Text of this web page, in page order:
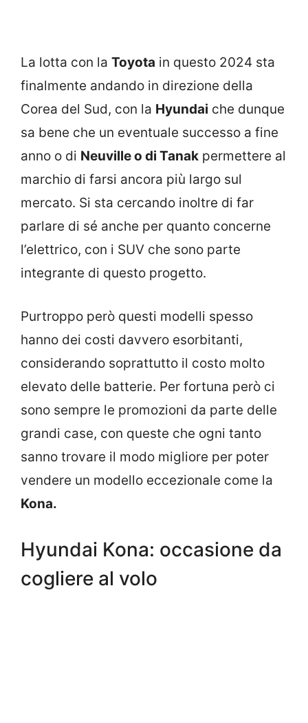
La lotta con la Toyota in questo 2024 sta
finalmente andando in direzione della
Corea del Sud, con la Hyundai che dunque
sa bene che un eventuale successo a fine
anno o di Neuville o di Tanak permettere al
marchio di farsi ancora più largo sul
mercato. Si sta cercando inoltre di far
parlare di sé anche per quanto concerne
l’elettrico, con i SUV che sono parte
integrante di questo progetto.
Purtroppo però questi modelli spesso
hanno dei costi davvero esorbitanti,
considerando soprattutto il costo molto
elevato delle batterie. Per fortuna però ci
sono sempre le promozioni da parte delle
grandi case, con queste che ogni tanto
sanno trovare il modo migliore per poter
vendere un modello eccezionale come la
Kona.
Hyundai Kona: occasione da
cogliere al volo